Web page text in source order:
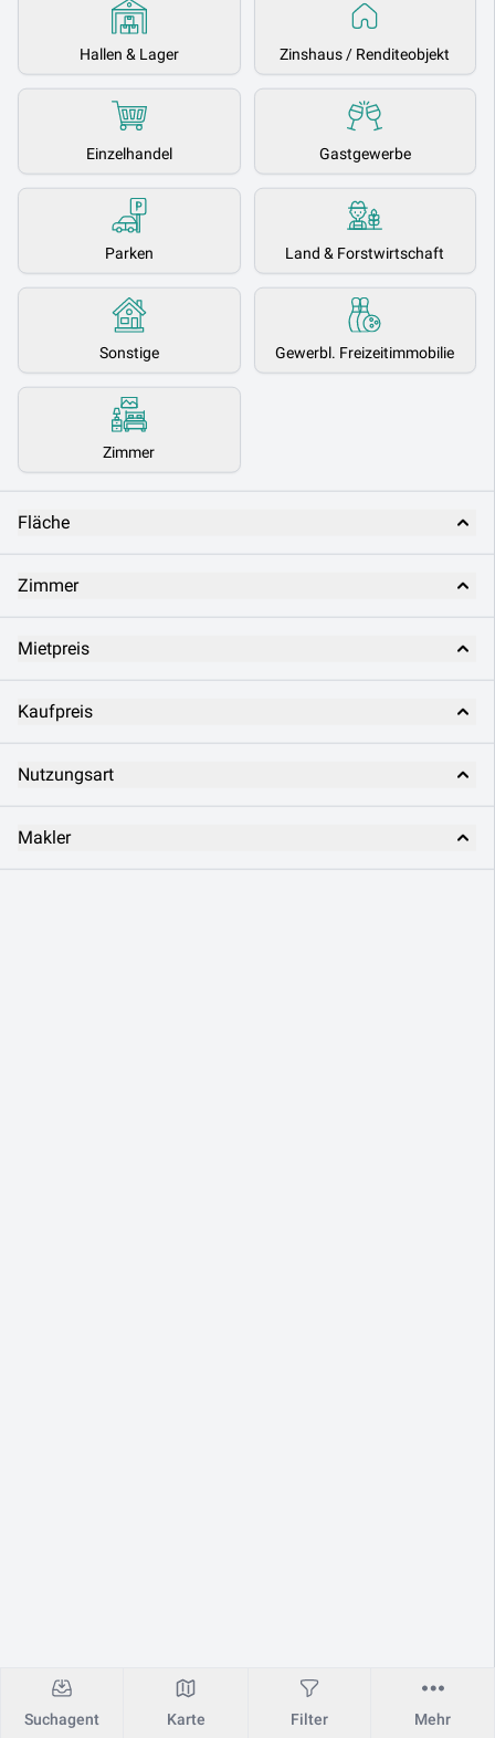
Hallen & Lager Zinshaus / Renditeobjekt
Einzelhandel Gastgewerbe
Parken Land & Forstwirtschaft
Sonstige Gewerbl. Freizeitimmobilie
Zimmer
Fläche
Zimmer
Mietpreis
Kaufpreis
Nutzungsart
Makler
Suchagent Karte Filter Mehr